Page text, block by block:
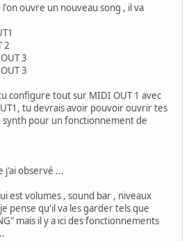
ouvre un nouveau song , il va
2
3
3
configure tout sur MIDI OUT 1 avec
tu devrais avoir pouvoir ouvrir tes
synth pour un fonctionnement de
j'ai observé ...
est volumes , sound bar , niveaux
pense qu'il va les garder tels que
mais il y a ici des fonctionnements